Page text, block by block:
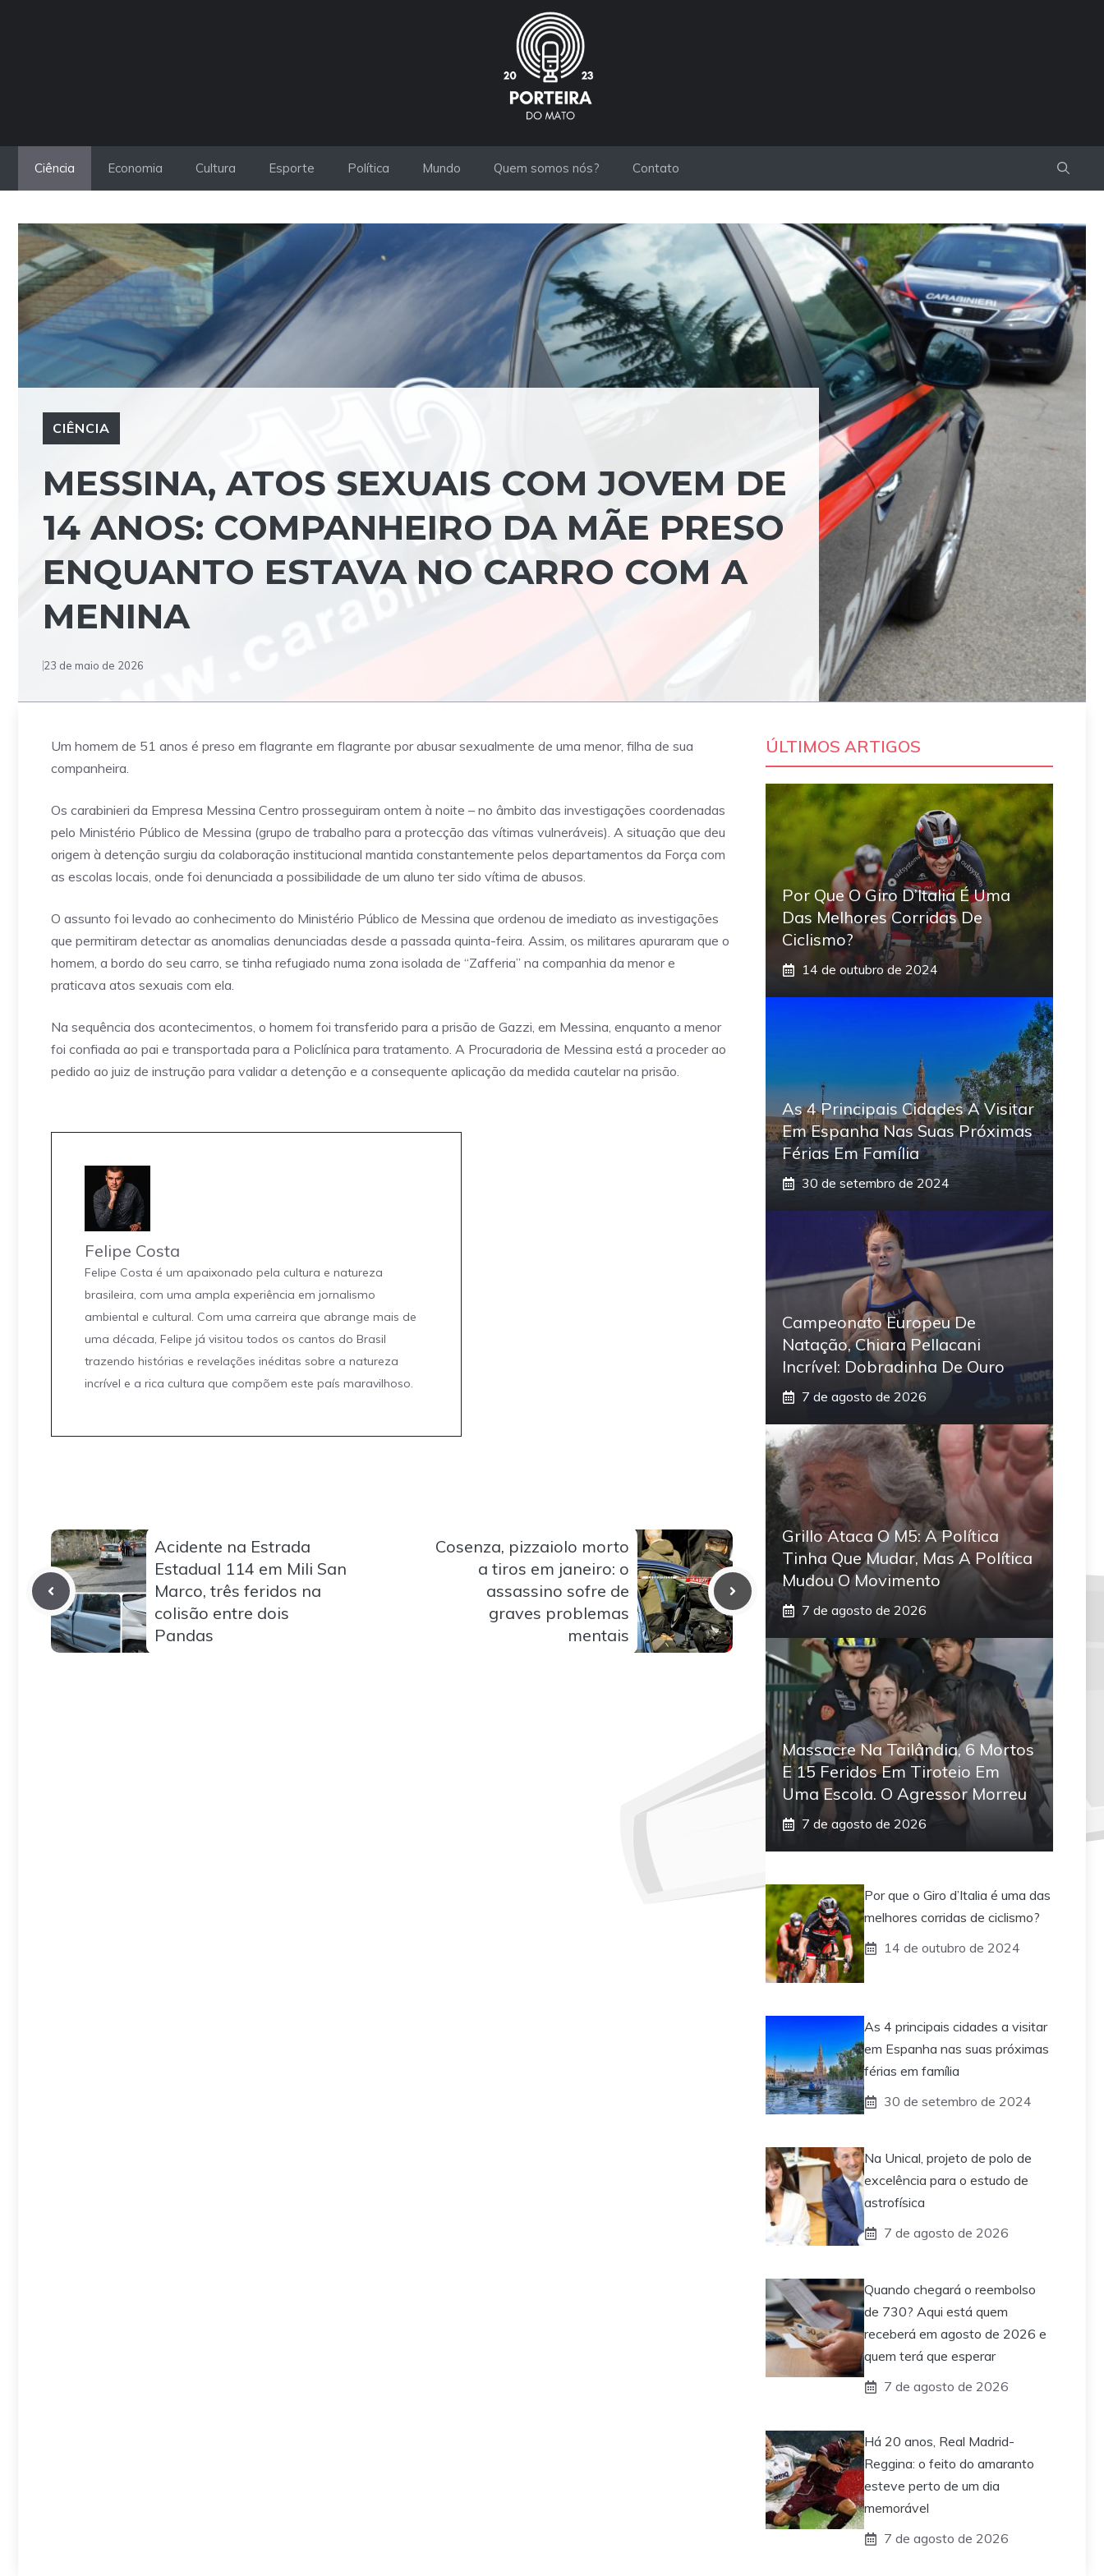
Ciência Economia Cultura Esporte Política Mundo Quem somos nós? Contato
CIÊNCIA
MESSINA, ATOS SEXUAIS COM JOVEM DE
14 ANOS: COMPANHEIRO DA MÃE PRESO
ENQUANTO ESTAVA NO CARRO COM A
MENINA
23 de maio de 2026
Um homem de 51 anos é preso em flagrante em flagrante por abusar sexualmente de uma menor, filha de sua
companheira.
Os carabinieri da Empresa Messina Centro prosseguiram ontem à noite – no âmbito das investigações coordenadas
pelo Ministério Público de Messina (grupo de trabalho para a protecção das vítimas vulneráveis). A situação que deu
origem à detenção surgiu da colaboração institucional mantida constantemente pelos departamentos da Força com
as escolas locais, onde foi denunciada a possibilidade de um aluno ter sido vítima de abusos.
O assunto foi levado ao conhecimento do Ministério Público de Messina que ordenou de imediato as investigações
que permitiram detectar as anomalias denunciadas desde a passada quinta-feira. Assim, os militares apuraram que o
homem, a bordo do seu carro, se tinha refugiado numa zona isolada de “Zafferia” na companhia da menor e
praticava atos sexuais com ela.
Na sequência dos acontecimentos, o homem foi transferido para a prisão de Gazzi, em Messina, enquanto a menor
foi confiada ao pai e transportada para a Policlínica para tratamento. A Procuradoria de Messina está a proceder ao
pedido ao juiz de instrução para validar a detenção e a consequente aplicação da medida cautelar na prisão.
Felipe Costa
Felipe Costa é um apaixonado pela cultura e natureza
brasileira, com uma ampla experiência em jornalismo
ambiental e cultural. Com uma carreira que abrange mais de
uma década, Felipe já visitou todos os cantos do Brasil
trazendo histórias e revelações inéditas sobre a natureza
incrível e a rica cultura que compõem este país maravilhoso.
Acidente na Estrada
Estadual 114 em Mili San
Marco, três feridos na
colisão entre dois
Pandas
Cosenza, pizzaiolo morto
a tiros em janeiro: o
assassino sofre de
graves problemas
mentais
ÚLTIMOS ARTIGOS
Por Que O Giro D’Italia É Uma
Das Melhores Corridas De
Ciclismo?
14 de outubro de 2024
As 4 Principais Cidades A Visitar
Em Espanha Nas Suas Próximas
Férias Em Família
30 de setembro de 2024
Campeonato Europeu De
Natação, Chiara Pellacani
Incrível: Dobradinha De Ouro
7 de agosto de 2026
Grillo Ataca O M5: A Política
Tinha Que Mudar, Mas A Política
Mudou O Movimento
7 de agosto de 2026
Massacre Na Tailândia, 6 Mortos
E 15 Feridos Em Tiroteio Em
Uma Escola. O Agressor Morreu
7 de agosto de 2026
Por que o Giro d’Italia é uma das
melhores corridas de ciclismo?
14 de outubro de 2024
As 4 principais cidades a visitar
em Espanha nas suas próximas
férias em família
30 de setembro de 2024
Na Unical, projeto de polo de
excelência para o estudo de
astrofísica
7 de agosto de 2026
Quando chegará o reembolso
de 730? Aqui está quem
receberá em agosto de 2026 e
quem terá que esperar
7 de agosto de 2026
Há 20 anos, Real Madrid-
Reggina: o feito do amaranto
esteve perto de um dia
memorável
7 de agosto de 2026